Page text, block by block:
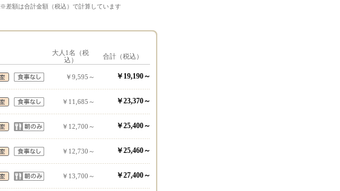
※差額は合計金額（税込）で計算しています
大人1名（税
込）
合計（税込）
￥9,595～ ￥19,190～
￥11,685～ ￥23,370～
￥12,700～ ￥25,400～
￥12,730～ ￥25,460～
￥13,700～ ￥27,400～